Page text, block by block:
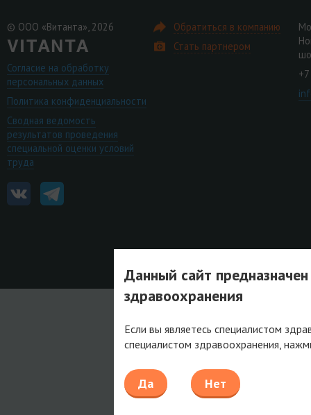
© ООО «Витанта», 2026
Согласие на обработку
персональных данных
Политика конфиденциальности
Сводная ведомость
результатов проведения
специальной оценки условий
труда
Обратиться в компанию
Стать партнером
Данный сайт
здравоохранения
Если вы являетесь специалистом
специалистом здравоохранения,
Да Нет